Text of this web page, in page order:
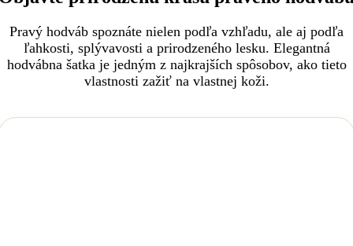
Pravý hodváb spoznáte nielen podľa vzhľadu, ale aj podľa
ľahkosti, splývavosti a prirodzeného lesku. Elegantná
hodvábna šatka je jedným z najkrajších spôsobov, ako tieto
vlastnosti zažiť na vlastnej koži.